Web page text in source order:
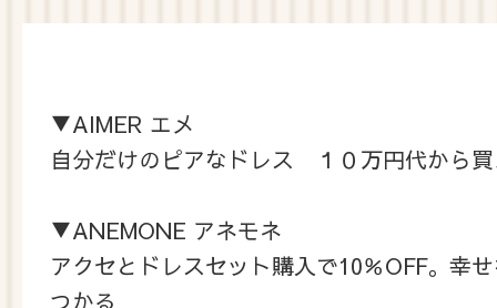
▼AIMER エメ
自分だけのピアなドレス １０万円代から
▼ANEMONE アネモネ
アクセとドレスセット購入で10％OFF。幸
つかる